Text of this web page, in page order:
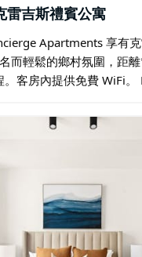
雷吉斯禮賓公寓
Apartments 享有
而輕鬆的鄉村氛圍，距
客房內提供免費 WiFi。